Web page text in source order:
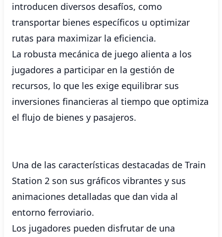
introducen diversos desafíos, como
transportar bienes específicos u optimizar
rutas para maximizar la eficiencia.
La robusta mecánica de juego alienta a los
jugadores a participar en la gestión de
recursos, lo que les exige equilibrar sus
inversiones financieras al tiempo que optimiza
el flujo de bienes y pasajeros.
Una de las características destacadas de Train
Station 2 son sus gráficos vibrantes y sus
animaciones detalladas que dan vida al
entorno ferroviario.
Los jugadores pueden disfrutar de una